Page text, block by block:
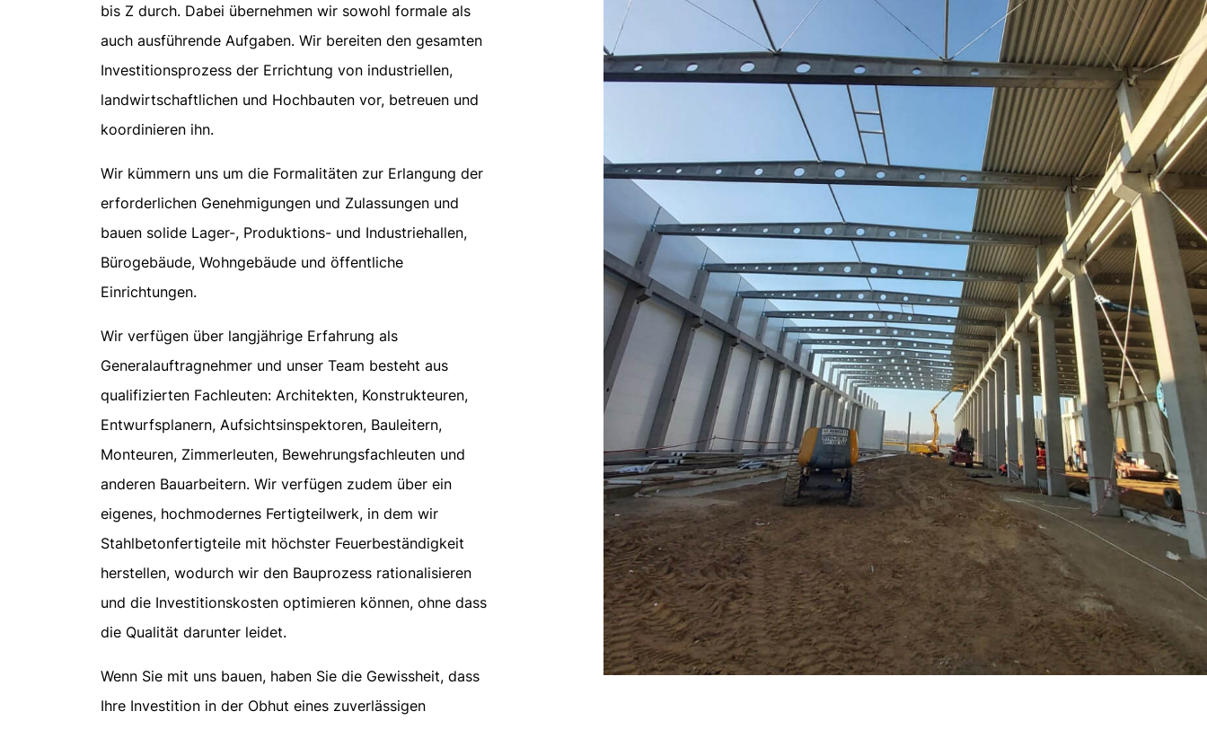
bis Z durch. Dabei übernehmen wir sowohl formale als
auch ausführende Aufgaben. Wir bereiten den gesamten
Investitionsprozess der Errichtung von industriellen,
landwirtschaftlichen und Hochbauten vor, betreuen und
koordinieren ihn.
Wir kümmern uns um die Formalitäten zur Erlangung der
erforderlichen Genehmigungen und Zulassungen und
bauen solide Lager-, Produktions- und Industriehallen,
Bürogebäude, Wohngebäude und öffentliche
Einrichtungen.
Wir verfügen über langjährige Erfahrung als
Generalauftragnehmer und unser Team besteht aus
qualifizierten Fachleuten: Architekten, Konstrukteuren,
Entwurfsplanern, Aufsichtsinspektoren, Bauleitern,
Monteuren, Zimmerleuten, Bewehrungsfachleuten und
anderen Bauarbeitern. Wir verfügen zudem über ein
eigenes, hochmodernes Fertigteilwerk, in dem wir
Stahlbetonfertigteile mit höchster Feuerbeständigkeit
herstellen, wodurch wir den Bauprozess rationalisieren
und die Investitionskosten optimieren können, ohne dass
die Qualität darunter leidet.
Wenn Sie mit uns bauen, haben Sie die Gewissheit, dass
Ihre Investition in der Obhut eines zuverlässigen